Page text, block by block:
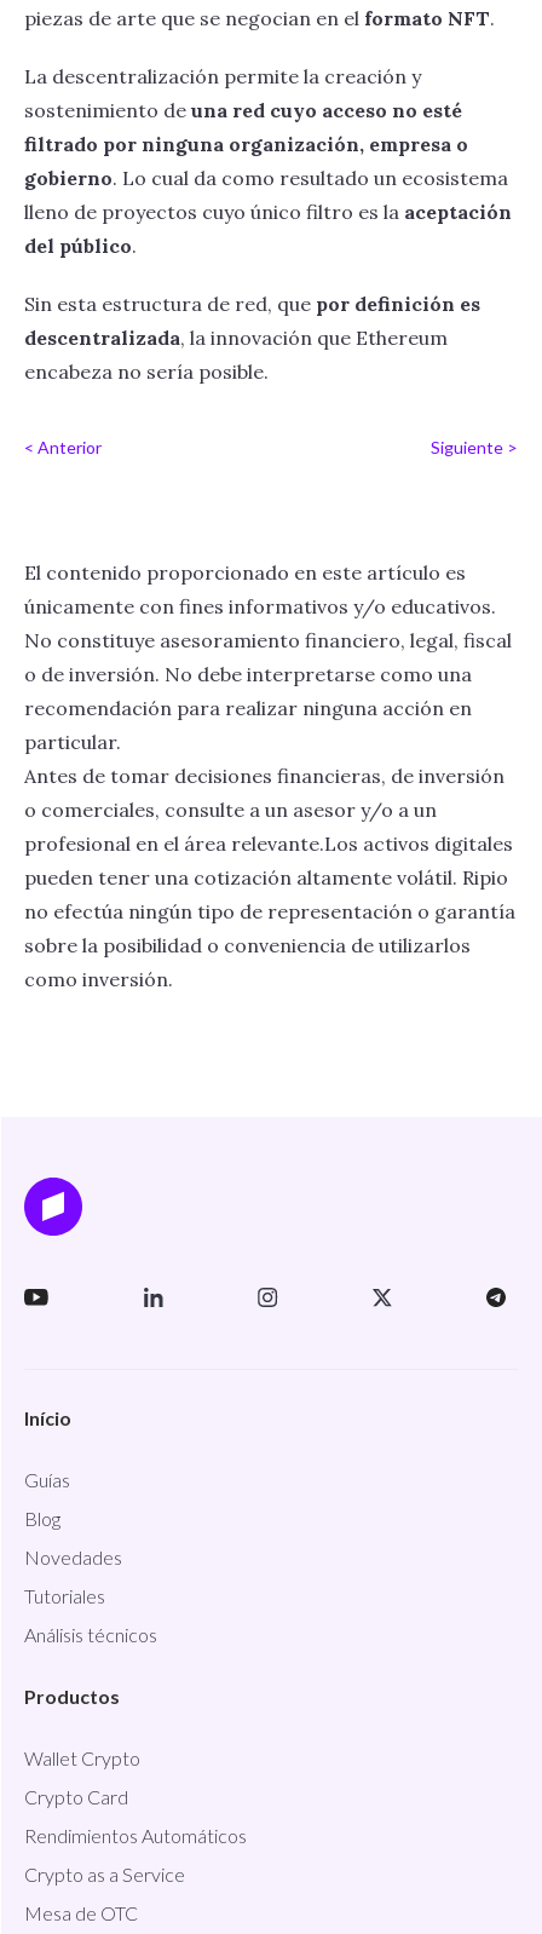
piezas de arte que se negocian en el formato NFT.
La descentralización permite la creación y
sostenimiento de una red cuyo acceso no esté
filtrado por ninguna organización, empresa o
gobierno. Lo cual da como resultado un ecosistema
lleno de proyectos cuyo único filtro es la aceptación
del público.
Sin esta estructura de red, que por definición es
descentralizada, la innovación que Ethereum
encabeza no sería posible.
< Anterior Siguiente >
El contenido proporcionado en este artículo es
únicamente con fines informativos y/o educativos.
No constituye asesoramiento financiero, legal, fiscal
o de inversión. No debe interpretarse como una
recomendación para realizar ninguna acción en
particular.
Antes de tomar decisiones financieras, de inversión
o comerciales, consulte a un asesor y/o a un
profesional en el área relevante.Los activos digitales
pueden tener una cotización altamente volátil. Ripio
no efectúa ningún tipo de representación o garantía
sobre la posibilidad o conveniencia de utilizarlos
como inversión.
Início
Guías
Blog
Novedades
Tutoriales
Análisis técnicos
Productos
Wallet Crypto
Crypto Card
Rendimientos Automáticos
Crypto as a Service
Mesa de OTC